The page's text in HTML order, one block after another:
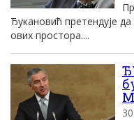
Ђукановић претендује
ових простора....